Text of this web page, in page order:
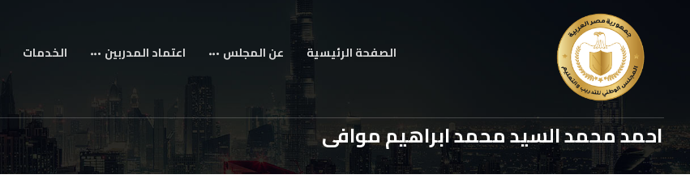
الصفحة الرئيسية عن المجلس اعتماد المدربين الخدمات
احمد محمد السيد محمد ابراهيم موافى